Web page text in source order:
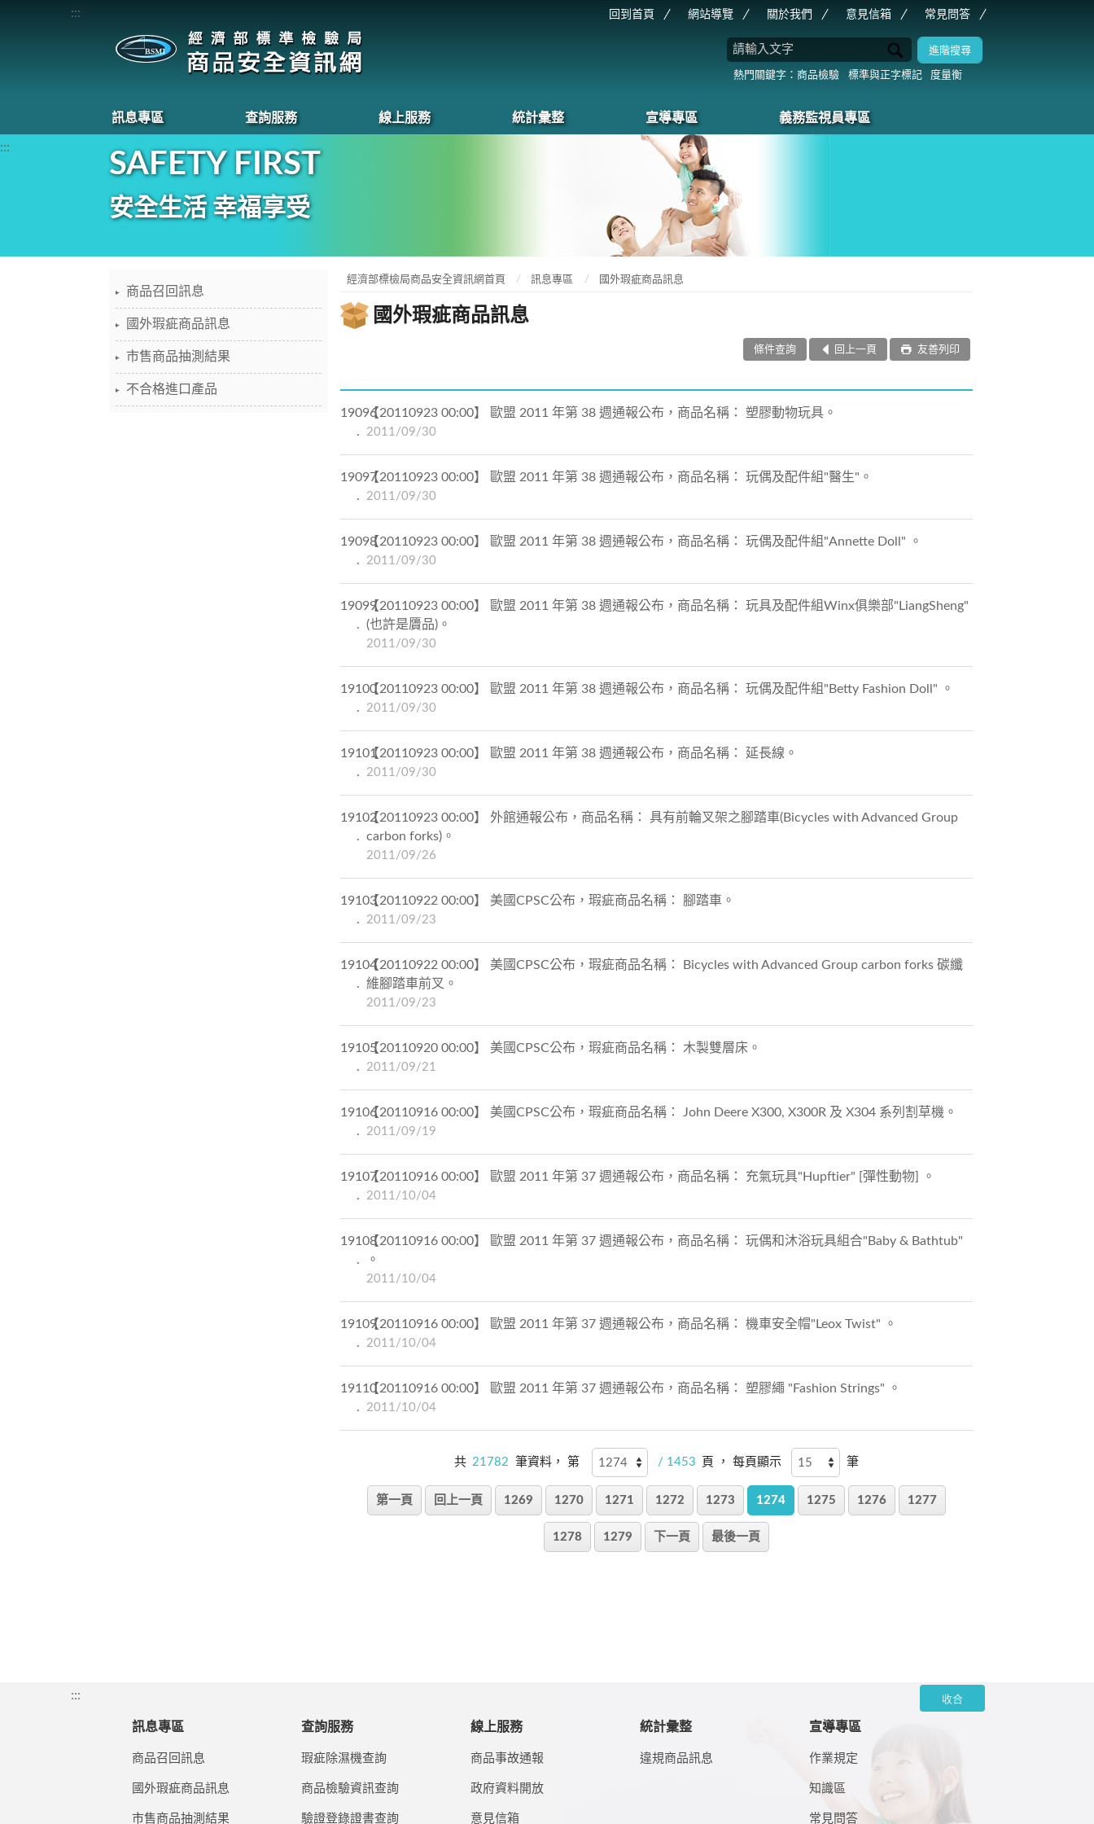
回到首頁 網站導覽 關於我們 意見信箱 常見問答
:::
商品檢驗 標準與正字標記 度量衡
訊息專區 查詢服務 線上服務 統計彙整 宣導專區 義務監視員專區
:::
SAFETY FIRST
安全生活 幸福享受
商品召回訊息
國外瑕疵商品訊息
市售商品抽測結果
不合格進口產品
經濟部標檢局商品安全資訊網首頁 訊息專區 國外瑕疵商品訊息
國外瑕疵商品訊息
條件查詢 回上一頁 友善列印
19096【20110923 00:00】 歐盟 2011 年第 38 週通報公布，商品名稱： 塑膠動物玩具。
2011/09/30
19097【20110923 00:00】 歐盟 2011 年第 38 週通報公布，商品名稱： 玩偶及配件組"醫生"。
2011/09/30
19098【20110923 00:00】 歐盟 2011 年第 38 週通報公布，商品名稱： 玩偶及配件組"Annette Doll" 。
2011/09/30
19099【20110923 00:00】 歐盟 2011 年第 38 週通報公布，商品名稱： 玩具及配件組Winx俱樂部"LiangSheng"
(也許是贗品)。
2011/09/30
19100【20110923 00:00】 歐盟 2011 年第 38 週通報公布，商品名稱： 玩偶及配件組"Betty Fashion Doll" 。
2011/09/30
19101【20110923 00:00】 歐盟 2011 年第 38 週通報公布，商品名稱： 延長線。
2011/09/30
19102【20110923 00:00】 外館通報公布，商品名稱： 具有前輪叉架之腳踏車(Bicycles with Advanced Group
carbon forks)。
2011/09/26
19103【20110922 00:00】 美國CPSC公布，瑕疵商品名稱： 腳踏車。
2011/09/23
19104【20110922 00:00】 美國CPSC公布，瑕疵商品名稱： Bicycles with Advanced Group carbon forks 碳纖
維腳踏車前叉。
2011/09/23
19105【20110920 00:00】 美國CPSC公布，瑕疵商品名稱： 木製雙層床。
2011/09/21
19106【20110916 00:00】 美國CPSC公布，瑕疵商品名稱： John Deere X300, X300R 及 X304 系列割草機。
2011/09/19
19107【20110916 00:00】 歐盟 2011 年第 37 週通報公布，商品名稱： 充氣玩具"Hupftier" [彈性動物] 。
2011/10/04
19108【20110916 00:00】 歐盟 2011 年第 37 週通報公布，商品名稱： 玩偶和沐浴玩具組合"Baby & Bathtub"
。
2011/10/04
19109【20110916 00:00】 歐盟 2011 年第 37 週通報公布，商品名稱： 機車安全帽"Leox Twist" 。
2011/10/04
19110【20110916 00:00】 歐盟 2011 年第 37 週通報公布，商品名稱： 塑膠繩 "Fashion Strings" 。
2011/10/04
共 21782 筆資料， 第 / 1453 頁 ， 每頁顯示 筆
第一頁 回上一頁 1269 1270 1271 1272 1273 1274 1275 1276 1277
1278 1279 下一頁 最後一頁
::: 收合
訊息專區
商品召回訊息
國外瑕疵商品訊息
市售商品抽測結果
查詢服務
瑕疵除濕機查詢
商品檢驗資訊查詢
驗證登錄證書查詢
線上服務
商品事故通報
政府資料開放
意見信箱
統計彙整
違規商品訊息
宣導專區
作業規定
知識區
常見問答